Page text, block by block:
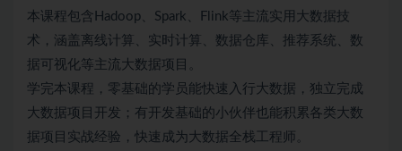
本课程包含Hadoop、Spark、Flink等主流实用大数据技
术，涵盖离线计算、实时计算、数据仓库、推荐系统、数
据可视化等主流大数据项目。
学完本课程，零基础的学员能快速入行大数据，独立完成
大数据项目开发；有开发基础的小伙伴也能积累各类大数
据项目实战经验，快速成为大数据全栈工程师。